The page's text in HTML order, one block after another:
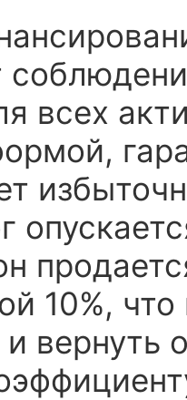
всех
10%, что
и вернуть